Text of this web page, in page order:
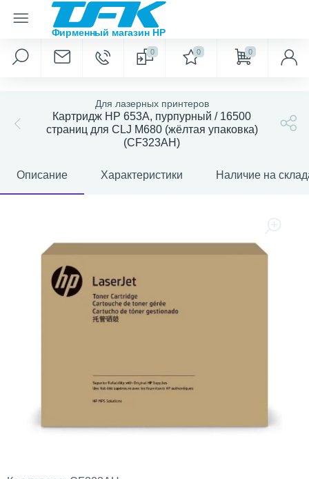
0 0 0
Для лазерных принтеров
Картридж HP 653A, пурпурный / 16500
страниц для CLJ M680 (жёлтая упаковка)
(CF323AH)
Описание Характеристики Наличие на